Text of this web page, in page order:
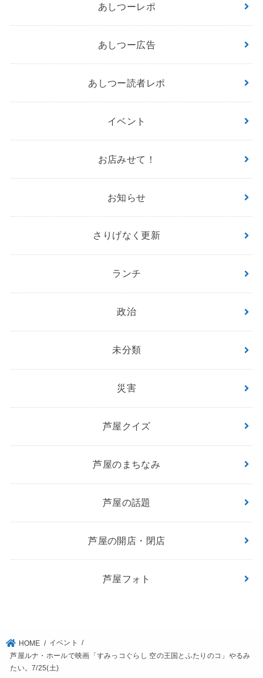
あしつーレポ
あしつー広告
あしつー読者レポ
イベント
お店みせて！
お知らせ
さりげなく更新
ランチ
政治
未分類
災害
芦屋クイズ
芦屋のまちなみ
芦屋の話題
芦屋の開店・閉店
芦屋フォト
HOME
イベント
芦屋ルナ・ホールで映画「すみっコぐらし 空の王国とふたりのコ」やるみ
たい。7/25(土)